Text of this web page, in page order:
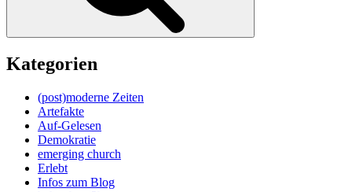
Kategorien
(post)moderne Zeiten
Artefakte
Auf-Gelesen
Demokratie
emerging church
Erlebt
Infos zum Blog